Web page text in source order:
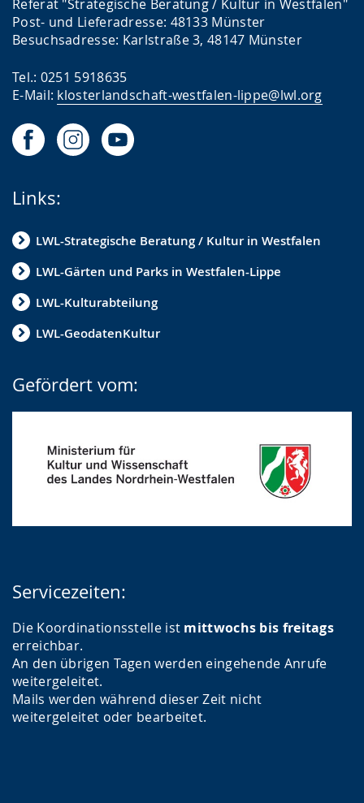
Referat "Strategische Beratung / Kultur in Westfalen"
Post- und Lieferadresse: 48133 Münster
Besuchsadresse: Karlstraße 3, 48147 Münster
Tel.: 0251 5918635
E-Mail: klosterlandschaft-westfalen-lippe@lwl.org
Links:
LWL-Strategische Beratung / Kultur in Westfalen
LWL-Gärten und Parks in Westfalen-Lippe
LWL-Kulturabteilung
LWL-GeodatenKultur
Gefördert vom:
Servicezeiten:
Die Koordinationsstelle ist mittwochs bis freitags
erreichbar.
An den übrigen Tagen werden eingehende Anrufe
weitergeleitet.
Mails werden während dieser Zeit nicht
weitergeleitet oder bearbeitet.